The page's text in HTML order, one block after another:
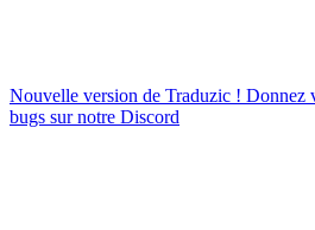
Nouvelle version de Traduzic ! Donnez
bugs sur notre Discord